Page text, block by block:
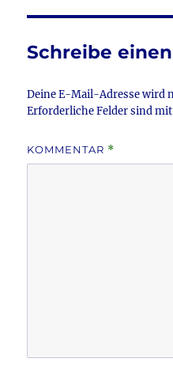
b
o
o
k
r
Schreibe
Deine E-Mail-Adresse wird
Erforderliche Felder sind mit
KOMMENTAR *